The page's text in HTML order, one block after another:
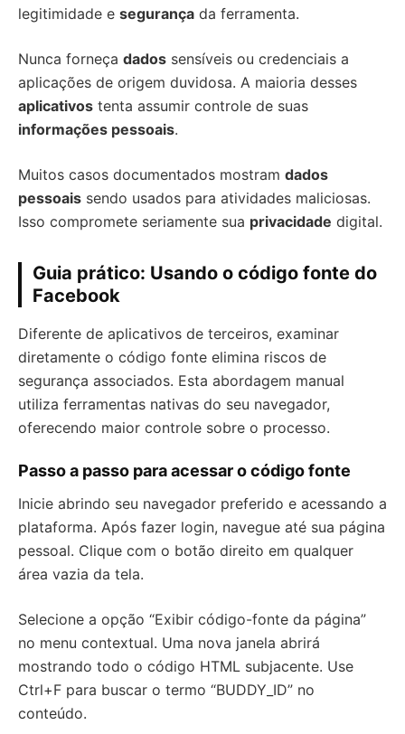
legitimidade e segurança da ferramenta.
Nunca forneça dados sensíveis ou credenciais a
aplicações de origem duvidosa. A maioria desses
aplicativos tenta assumir controle de suas
informações pessoais.
Muitos casos documentados mostram dados
pessoais sendo usados para atividades maliciosas.
Isso compromete seriamente sua privacidade digital.
Guia prático: Usando o código fonte do
Facebook
Diferente de aplicativos de terceiros, examinar
diretamente o código fonte elimina riscos de
segurança associados. Esta abordagem manual
utiliza ferramentas nativas do seu navegador,
oferecendo maior controle sobre o processo.
Passo a passo para acessar o código fonte
Inicie abrindo seu navegador preferido e acessando a
plataforma. Após fazer login, navegue até sua página
pessoal. Clique com o botão direito em qualquer
área vazia da tela.
Selecione a opção “Exibir código-fonte da página”
no menu contextual. Uma nova janela abrirá
mostrando todo o código HTML subjacente. Use
Ctrl+F para buscar o termo “BUDDY_ID” no
conteúdo.